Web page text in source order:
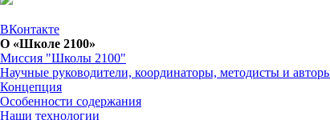
ВКонтакте
О «Школе 2100»
Миссия "Школы 2100"
Научные руководители, координаторы, методисты и
Концепция
Особенности содержания
Наши технологии